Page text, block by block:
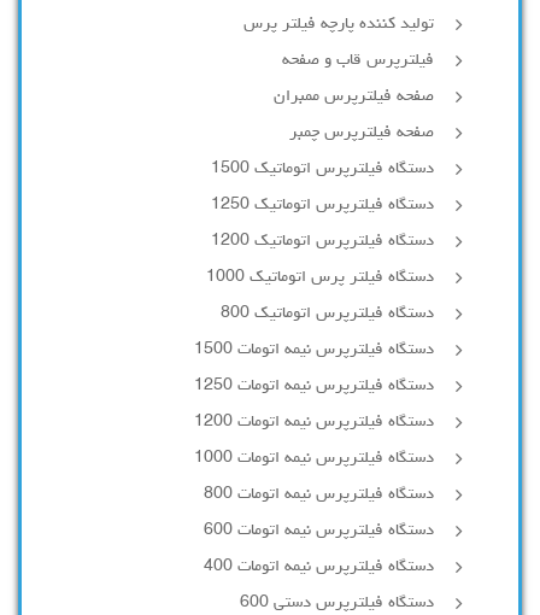
تولید کننده پارچه فیلتر پرس
فیلترپرس قاب و صفحه
صفحه فیلترپرس ممبران
صفحه فیلترپرس چمبر
دستگاه فیلترپرس اتوماتیک 1500
دستگاه فیلترپرس اتوماتیک 1250
دستگاه فیلترپرس اتوماتیک 1200
دستگاه فیلتر پرس اتوماتیک 1000
دستگاه فیلترپرس اتوماتیک 800
دستگاه فیلترپرس نیمه اتومات 1500
دستگاه فیلترپرس نیمه اتومات 1250
دستگاه فیلترپرس نیمه اتومات 1200
دستگاه فیلترپرس نیمه اتومات 1000
دستگاه فیلترپرس نیمه اتومات 800
دستگاه فیلترپرس نیمه اتومات 600
دستگاه فیلترپرس نیمه اتومات 400
دستگاه فیلترپرس دستی 600